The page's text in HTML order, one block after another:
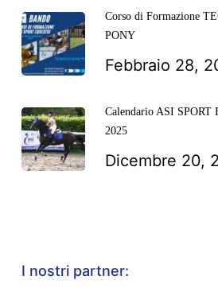
Corso di Formazione
PONY
Febbraio 28,
Calendario ASI SPORT
2025
Dicembre 20,
I nostri partner: